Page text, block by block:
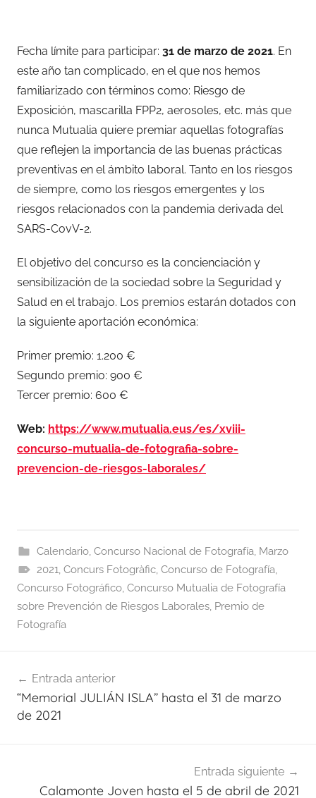
Fecha límite para participar: 31 de marzo de 2021. En
este año tan complicado, en el que nos hemos
familiarizado con términos como: Riesgo de
Exposición, mascarilla FPP2, aerosoles, etc. más que
nunca Mutualia quiere premiar aquellas fotografías
que reflejen la importancia de las buenas prácticas
preventivas en el ámbito laboral. Tanto en los riesgos
de siempre, como los riesgos emergentes y los
riesgos relacionados con la pandemia derivada del
SARS-CovV-2.
El objetivo del concurso es la concienciación y
sensibilización de la sociedad sobre la Seguridad y
Salud en el trabajo. Los premios estarán dotados con
la siguiente aportación económica:
Primer premio: 1.200 €
Segundo premio: 900 €
Tercer premio: 600 €
Web: https://www.mutualia.eus/es/xviii-
concurso-mutualia-de-fotografia-sobre-
prevencion-de-riesgos-laborales/
Calendario, Concurso Nacional de Fotografía, Marzo
2021, Concurs Fotogràfic, Concurso de Fotografía,
Concurso Fotográfico, Concurso Mutualia de Fotografía
sobre Prevención de Riesgos Laborales, Premio de
Fotografía
de
entradas
Entrada anterior
“Memorial JULIÁN ISLA” hasta el 31 de marzo
de 2021
Entrada siguiente
Calamonte Joven hasta el 5 de abril de 2021